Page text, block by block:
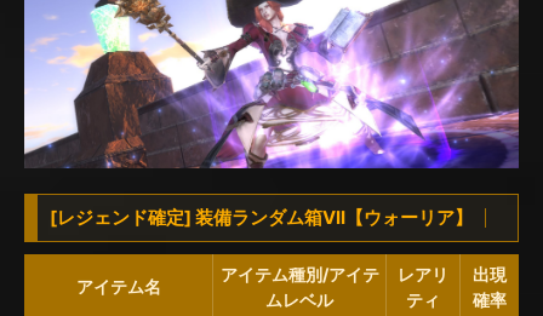
[レジェンド確定] 装備ランダム箱VII【ウォーリア】
アイテム名
アイテム種別/アイテ
ムレベル
レアリ
ティ
出現
確率